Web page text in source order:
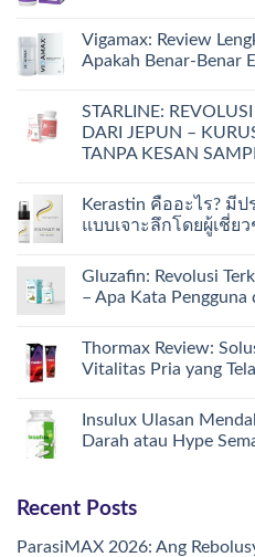
Vigamax: Review
Apakah Benar-Benar
STARLINE:
DARI JEPUN –
TANPA KESAN
Kerastin คืออะไร? มี
แบบเจาะลึกโดยผู้เชี่
Gluzafin: Revolusi
– Apa Kata Pengguna
Thormax Review:
Vitalitas Pria yang
Insulux Ulasan
Darah atau Hype
Recent Posts
ParasiMAX 2026: Ang